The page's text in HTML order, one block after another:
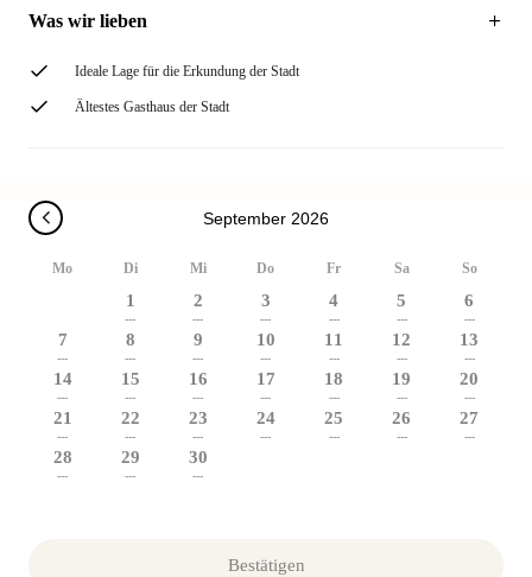
Was wir lieben
Ideale Lage für die Erkundung der Stadt
Ältestes Gasthaus der Stadt
September 2026
Mo Di Mi Do Fr Sa So
1
---
2
---
3
---
4
---
5
---
6
---
7
---
8
---
9
---
10
---
11
---
12
---
13
---
14
---
15
---
16
---
17
---
18
---
19
---
20
---
21
---
22
---
23
---
24
---
25
---
26
---
27
---
28
---
29
---
30
---
Bestätigen